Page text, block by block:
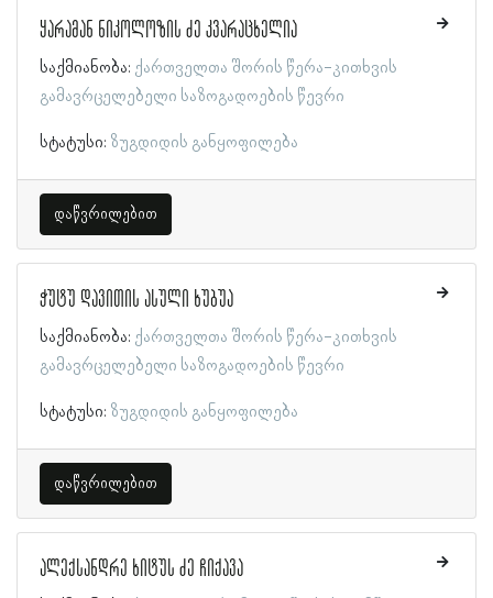
ყარამან ნიკოლოზის ძე კვარაცხელია
საქმიანობა: ქართველთა შორის წერა-კითხვის
გამავრცელებელი საზოგადოების წევრი
სტატუსი: ზუგდიდის განყოფილება
დაწვრილებით
ჭუტუ დავითის ასული ხუბუა
საქმიანობა: ქართველთა შორის წერა-კითხვის
გამავრცელებელი საზოგადოების წევრი
სტატუსი: ზუგდიდის განყოფილება
დაწვრილებით
ალექსანდრე ხიტუს ძე ჩიქავა